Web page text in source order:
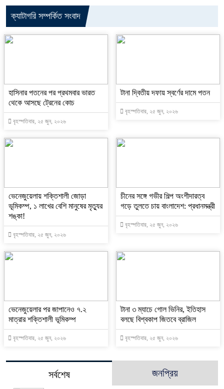
ক্যাটাগরি সম্পর্কিত সংবাদ
হাসিনার পতনের পর প্রথমবার ভারত
থেকে আসছে ট্রেনের কোচ
বৃহস্পতিবার, ২৫ জুন, ২০২৬
টানা দ্বিতীয় দফায় স্বর্ণের দামে পতন
বৃহস্পতিবার, ২৫ জুন, ২০২৬
ভেনেজুয়েলায় শক্তিশালী জোড়া
ভূমিকম্প, ১ লাখের বেশি মানুষের মৃত্যুর
শঙ্কা!
বৃহস্পতিবার, ২৫ জুন, ২০২৬
চীনের সঙ্গে গভীর শিল্প অংশীদারত্ব
গড়ে তুলতে চায় বাংলাদেশ: প্রধানমন্ত্রী
বৃহস্পতিবার, ২৫ জুন, ২০২৬
ভেনেজুয়েলার পর জাপানেও ৭.২
মাত্রার শক্তিশালী ভূমিকম্প
বৃহস্পতিবার, ২৫ জুন, ২০২৬
টানা ৩ ম্যাচে গোল ভিনির, ইতিহাস
বলছে বিশ্বকাপ জিতবে ব্রাজিল
বৃহস্পতিবার, ২৫ জুন, ২০২৬
সর্বশেষ জনপ্রিয়